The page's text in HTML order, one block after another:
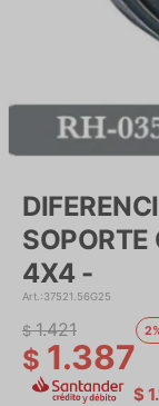
SOPORTE
4X4 -
37521.56G25
$ 1.387
$ 1.421 2
$